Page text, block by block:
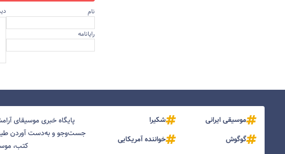
نام
رایانامه
موسیقی ایرانی
شکیرا
گوگوش
خواننده آمریکایی
پایگاه خبری موسیقای
جست‌و‌جو و به‌دست آوردن طیف
کتب،